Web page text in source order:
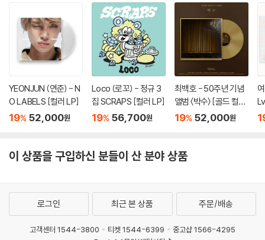
YEONJUN (연준) - N
O LABELS [컬러 LP]
19% 52,000원
Loco (로꼬) - 정규 3
집 SCRAPS [컬러 LP]
19% 56,700원
최백호 - 50주년 기념
앨범 〈박수〉 [골드 컬러
LP]
19% 52,000원
이 상품을 구입하신 분들이 산 분야 상품
로그인 최근 본 상품 주문/배송
고객센터 1544-3800 티켓 1544-6399
중고샵 1566-4295